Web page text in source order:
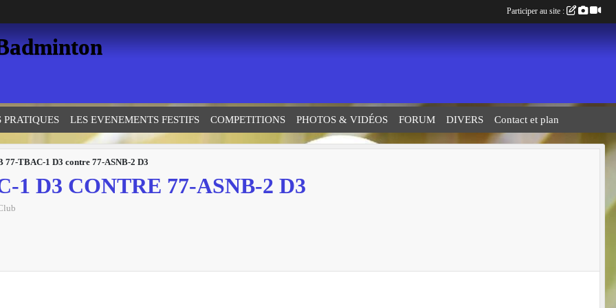
PRATIQUES LES EVENEMENTS FESTIFS COMPETITIONS PHOTOS & VIDÉOS FORUM DIVERS Contact et plan
77-TBAC-1 D3 contre 77-ASNB-2 D3
1 D3 CONTRE 77-ASNB-2 D3
Participer au site :